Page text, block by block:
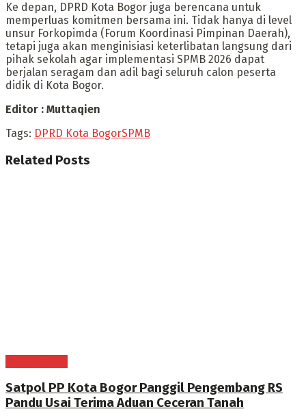
​Ke depan, DPRD Kota Bogor juga berencana untuk
memperluas komitmen bersama ini. Tidak hanya di level
unsur Forkopimda (Forum Koordinasi Pimpinan Daerah),
tetapi juga akan menginisiasi keterlibatan langsung dari
pihak sekolah agar implementasi SPMB 2026 dapat
berjalan seragam dan adil bagi seluruh calon peserta
didik di Kota Bogor.
Editor : Muttaqien
Tags: DPRD Kota BogorSPMB
Related Posts
Satpol PP Kota Bogor Panggil Pengembang RS
Pandu Usai Terima Aduan Ceceran Tanah